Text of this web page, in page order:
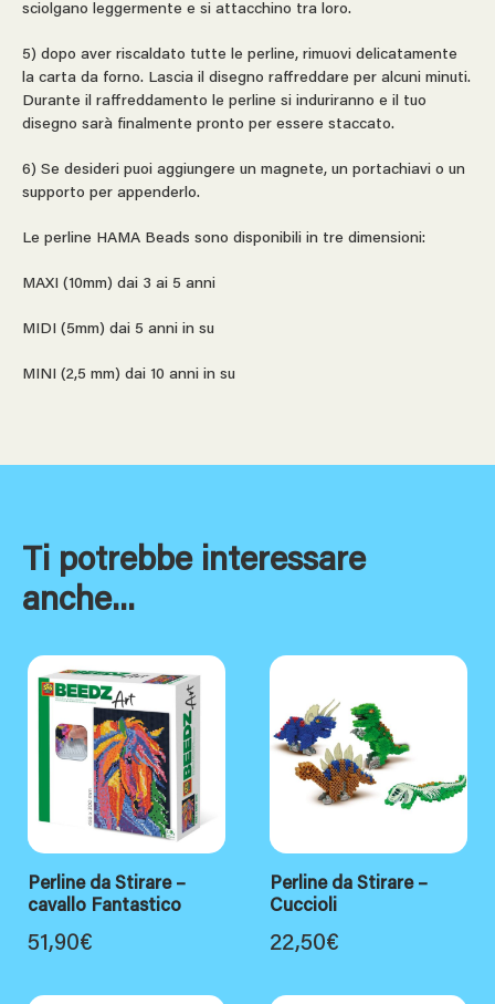
sciolgano leggermente e si attacchino tra loro.
5) dopo aver riscaldato tutte le perline, rimuovi delicatamente
la carta da forno. Lascia il disegno raffreddare per alcuni minuti.
Durante il raffreddamento le perline si induriranno e il tuo
disegno sarà finalmente pronto per essere staccato.
6) Se desideri puoi aggiungere un magnete, un portachiavi o un
supporto per appenderlo.
Le perline HAMA Beads sono disponibili in tre dimensioni:
MAXI (10mm) dai 3 ai 5 anni
MIDI (5mm) dai 5 anni in su
MINI (2,5 mm) dai 10 anni in su
Ti potrebbe interessare
anche...
Perline da Stirare –
cavallo Fantastico
51,90€
Perline da Stirare –
Cuccioli
22,50€